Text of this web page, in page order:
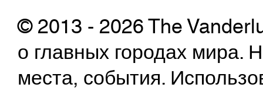
© 2013 - 2026 The
о главных городах
места, события.